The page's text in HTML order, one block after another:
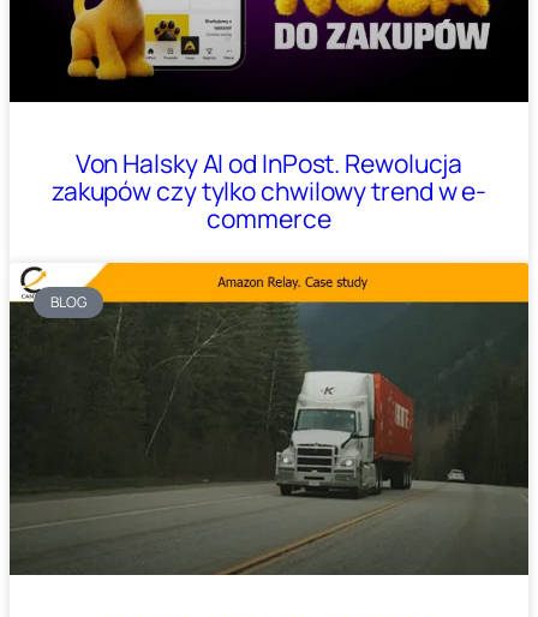
Von Halsky AI od InPost. Rewolucja
zakupów czy tylko chwilowy trend w e-
commerce
BLOG